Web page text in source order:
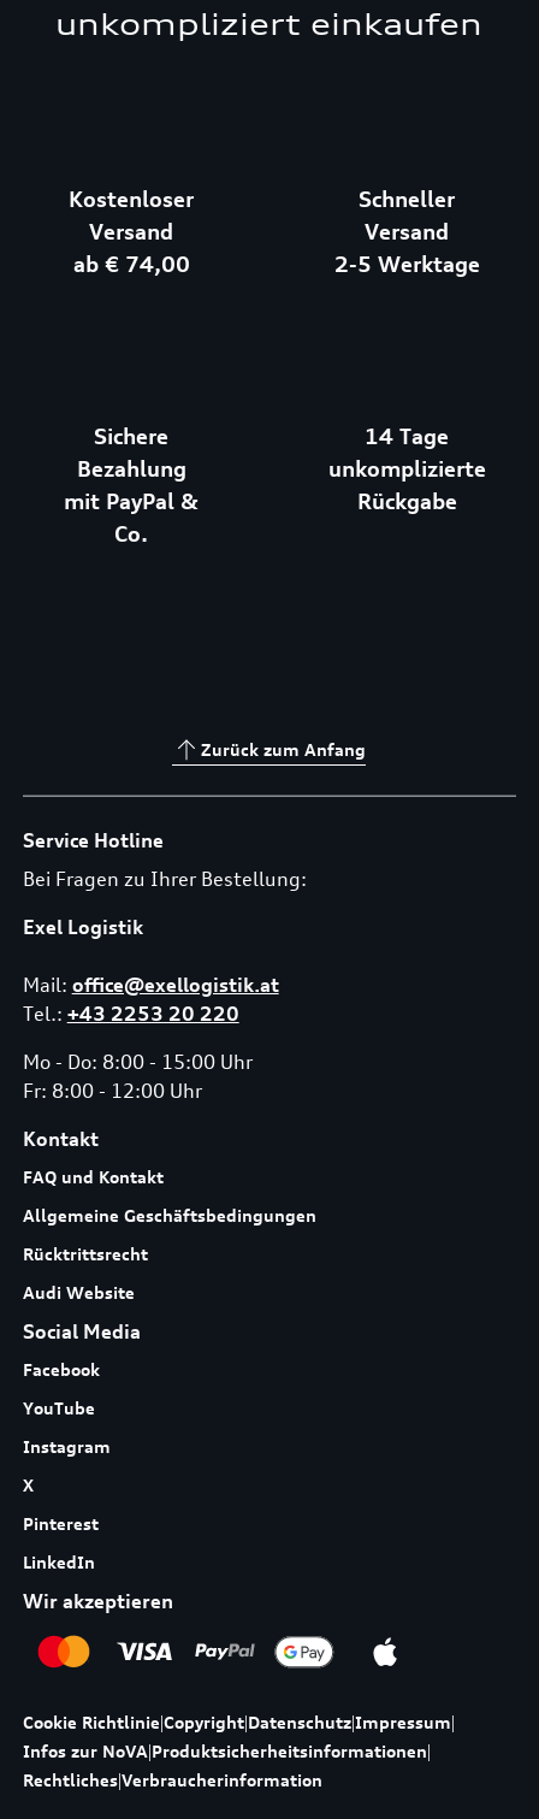
unkompliziert einkaufen
Kostenloser
Versand
ab € 74,00
Schneller
Versand
2-5 Werktage
Sichere
Bezahlung
mit PayPal &
Co.
14 Tage
unkomplizierte
Rückgabe
Zurück zum Anfang
Service Hotline
Bei Fragen zu Ihrer Bestellung:
Exel Logistik
Mail: office@exellogistik.at
Tel.: +43 2253 20 220
Mo - Do: 8:00 - 15:00 Uhr
Fr: 8:00 - 12:00 Uhr
Kontakt
FAQ und Kontakt
Allgemeine Geschäftsbedingungen
Rücktrittsrecht
Audi Website
Social Media
Facebook
YouTube
Instagram
X
Pinterest
LinkedIn
Wir akzeptieren
Cookie Richtlinie|Copyright|Datenschutz|Impressum|
Infos zur NoVA|Produktsicherheitsinformationen|
Rechtliches|Verbraucherinformation